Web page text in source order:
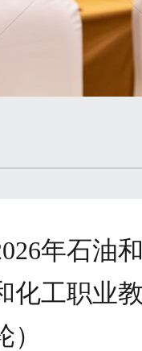
年石油
化工职业